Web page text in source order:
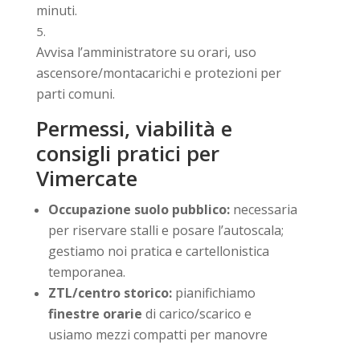
minuti.
Avvisa l’amministratore su orari, uso
ascensore/montacarichi e protezioni per
parti comuni.
Permessi, viabilità e
consigli pratici per
Vimercate
Occupazione suolo pubblico:necessaria
per riservare stalli e posare l’autoscala;
gestiamo noi pratica e cartellonistica
temporanea.
ZTL/centro storico:pianifichiamo
finestre orarie di carico/scarico e
usiamo mezzi compatti per manovre